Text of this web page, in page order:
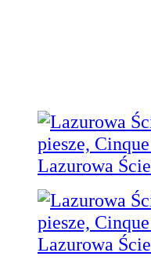
Lazurowa
Lazurowa